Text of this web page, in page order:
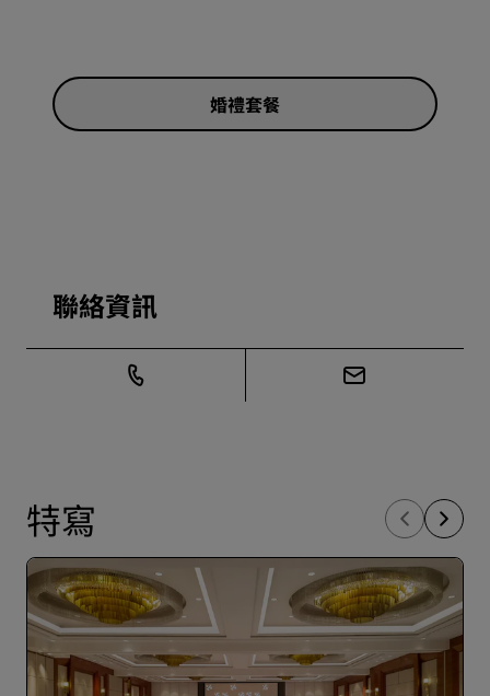
婚禮套餐
聯絡資訊
特寫